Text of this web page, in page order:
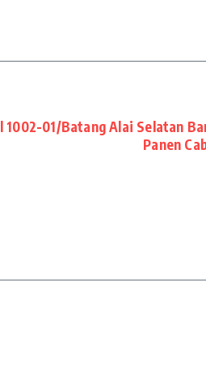
1002-01/Batang Alai Selatan
Panen